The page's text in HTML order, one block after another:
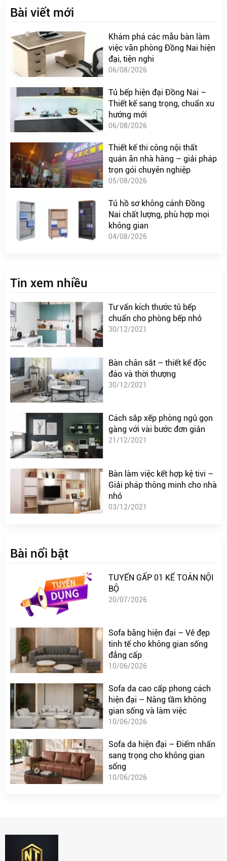
Bài viết mới
Khám phá các mẫu bàn làm
việc văn phòng Đồng Nai hiện
đại, tiện nghi
06/08/2026
Tủ bếp hiện đại Đồng Nai –
Thiết kế sang trọng, chuẩn xu
hướng mới
06/08/2026
Thiết kế thi công nội thất
quán ăn nhà hàng – giải pháp
trọn gói chuyên nghiệp
05/08/2026
Tủ hồ sơ không cánh Đồng
Nai chất lượng, phù hợp mọi
không gian
04/08/2026
Tin xem nhiều
Tư vấn kích thước tủ bếp
chuẩn cho phòng bếp nhỏ
30/12/2021
Bàn chân sắt – thiết kế độc
đáo và thời thượng
30/12/2021
Cách sắp xếp phòng ngủ gọn
gàng với vài bước đơn giản
21/12/2021
Bàn làm việc kết hợp kệ tivi –
Giải pháp thông minh cho nhà
nhỏ
03/12/2021
Bài nổi bật
TUYỂN GẤP 01 KẾ TOÁN NỘI
BỘ
20/07/2026
Sofa băng hiện đại – Vẻ đẹp
tinh tế cho không gian sống
đẳng cấp
10/06/2026
Sofa da cao cấp phong cách
hiện đại – Nâng tầm không
gian sống và làm việc
10/06/2026
Sofa da hiện đại – Điểm nhấn
sang trọng cho không gian
sống
10/06/2026